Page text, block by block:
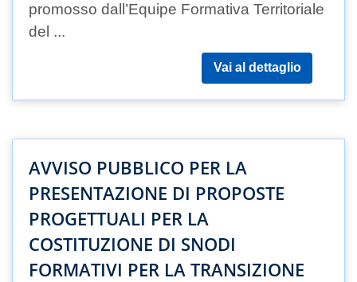
promosso dall’Equipe Formativa Territoriale
del ...
Vai al dettaglio
AVVISO PUBBLICO PER LA
PRESENTAZIONE DI PROPOSTE
PROGETTUALI PER LA
COSTITUZIONE DI SNODI
FORMATIVI PER LA TRANSIZIONE